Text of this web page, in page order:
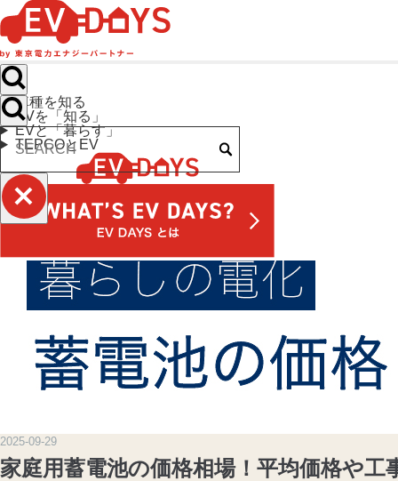
車種を知る
EVを「知る」
EVと「暮らす」
TEPCOとEV
2025-09-29
家庭用蓄電池の価格相場！平均価格や